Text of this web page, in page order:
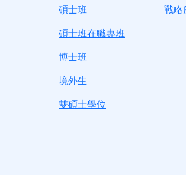
碩士班
碩士班在職專班
博士班
境外生
雙碩士學位
戰略